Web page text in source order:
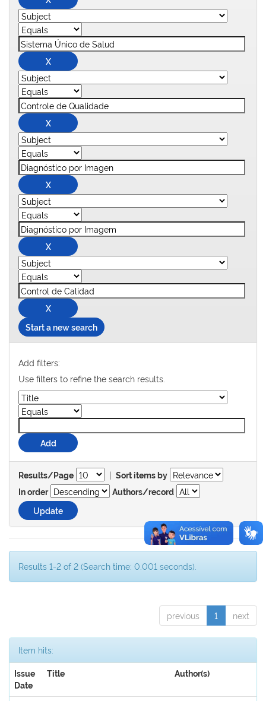
Start a new search
Add filters:
Use filters to refine the search results.
Results/Page | Sort items by
In order
Authors/record
Results 1-2 of 2 (Search time: 0.001 seconds).
previous 1 next
Item hits:
Issue
Date
Title Author(s)